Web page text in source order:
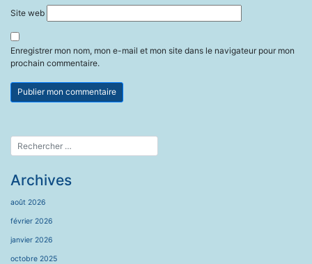
Site web
Enregistrer mon nom, mon e-mail et mon site dans le navigateur pour mon
prochain commentaire.
Archives
août 2026
février 2026
janvier 2026
octobre 2025